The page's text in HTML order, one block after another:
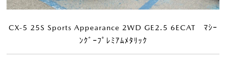
CX-5 25S Sports Appearance 2WD GE2.5 6ECAT ﾏｼｰ
ﾝｸﾞｰﾌﾟﾚﾐｱﾑﾒﾀﾘｯｸ